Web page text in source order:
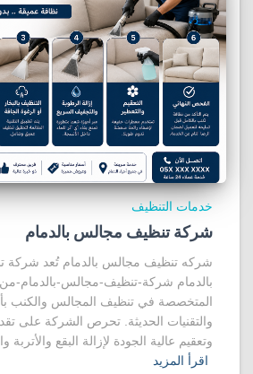
خدمات التنظيف
شركة تنظيف مجالس بالدمام
شركه تنظيف مجالس بالدمام تُعد شركة
بالدمام شركة-تنظيف-مجالس-بالدمام-
المتخصصة في تنظيف المجالس والكنب
والتقنيات الحديثة. تحرص الشركة على
وتعقيم عالية الجودة لإزالة البقع والأتربة
اقرأ المزيد